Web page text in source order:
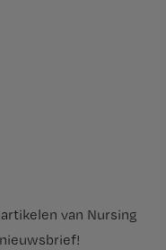
van Nursing
!